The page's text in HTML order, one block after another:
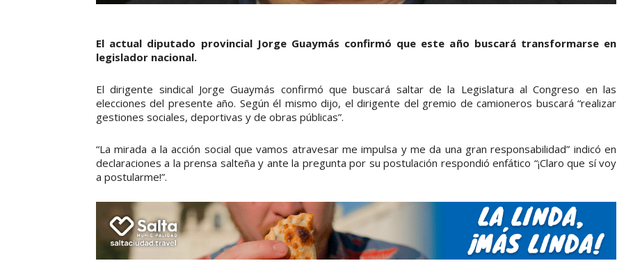
El actual diputado provincial Jorge Guaymás confirmó que este año buscará transformarse en
legislador nacional.
El dirigente sindical Jorge Guaymás confirmó que buscará saltar de la Legislatura al Congreso en las
elecciones del presente año. Según él mismo dijo, el dirigente del gremio de camioneros buscará “realizar
gestiones sociales, deportivas y de obras públicas”.
“La mirada a la acción social que vamos atravesar me impulsa y me da una gran responsabilidad” indicó en
declaraciones a la prensa salteña y ante la pregunta por su postulación respondió enfático “¡Claro que sí voy
a postularme!”.